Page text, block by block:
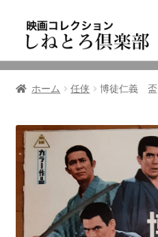
ゲ
シ
ン
へ
ス
キ
ッ
プ
テ
ツ
ス
キ
ッ
プ
ニュース
東三河の映画館
しねとろ倶楽部について
リンクの旅
ホーム 任侠 博徒仁義 盃